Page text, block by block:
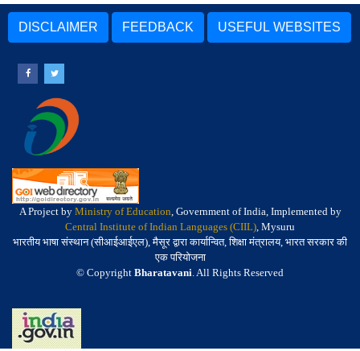
DISCLAIMER FEEDBACK USEFUL WEBSITES
A Project by Ministry of Education, Government of India, Implemented by
Central Institute of Indian Languages (CIIL), Mysuru
भारतीय भाषा संस्थान (सीआईआईएल), मैसूर द्वारा कार्यान्वित, शिक्षा मंत्रालय, भारत सरकार की
एक परियोजना
© Copyright Bharatavani. All Rights Reserved